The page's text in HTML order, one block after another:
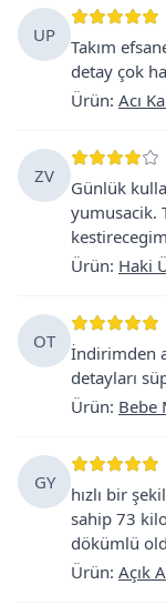
UP
Takım
detay çok
Ürün: Acı
ZV
Günlük
yumusacik.
Ürün: Haki
OT
İndirimden
detayları
Ürün: Bebe
GY
hızlı bir
sahip 73
dökümlü
Ürün: Açık